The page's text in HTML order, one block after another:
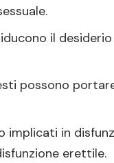
il
possono
implicati in
erettile.